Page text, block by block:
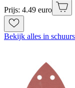
Prijs: 4.49 euro
Bekijk alles in